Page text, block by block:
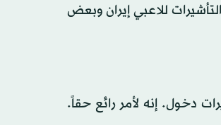
للاعبي إيران وبعض
دخول. إنه لأمر رائع حقاً.